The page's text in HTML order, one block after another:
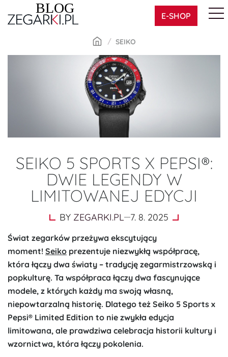
E-SHOP
SEIKO
SEIKO 5 SPORTS X PEPSI®:
DWIE LEGENDY W
LIMITOWANEJ EDYCJI
BY ZEGARKI.PL 7. 8. 2025
Świat zegarków przeżywa ekscytujący
moment! Seiko prezentuje niezwykłą współpracę,
która łączy dwa światy – tradycję zegarmistrzowską i
popkulturę. Ta współpraca łączy dwa fascynujące
modele, z których każdy ma swoją własną,
niepowtarzalną historię. Dlatego też Seiko 5 Sports x
Pepsi® Limited Edition to nie zwykła edycja
limitowana, ale prawdziwa celebracja historii kultury i
wzornictwa, która łączy pokolenia.